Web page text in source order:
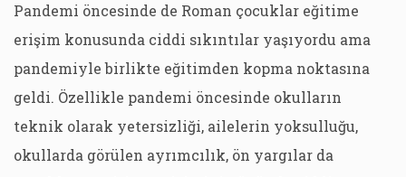
Pandemi öncesinde de Roman çocuklar eğitime
erişim konusunda ciddi sıkıntılar yaşıyordu ama
pandemiyle birlikte eğitimden kopma noktasına
geldi. Özellikle pandemi öncesinde okulların
teknik olarak yetersizliği, ailelerin yoksulluğu,
okullarda görülen ayrımcılık, ön yargılar da